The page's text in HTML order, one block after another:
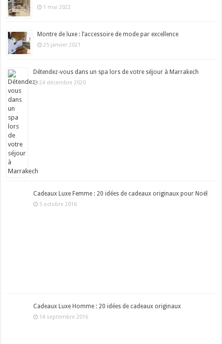
1 mai 2022
Montre de luxe : l’accessoire de mode par excellence
25 janvier 2021
Détendez-vous dans un spa lors de votre séjour à Marrakech
24 décembre 2020
Cadeaux Luxe Femme : 20 idées de cadeaux originaux pour Noël
5 octobre 2016
Cadeaux Luxe Homme : 20 idées de cadeaux originaux
14 septembre 2016